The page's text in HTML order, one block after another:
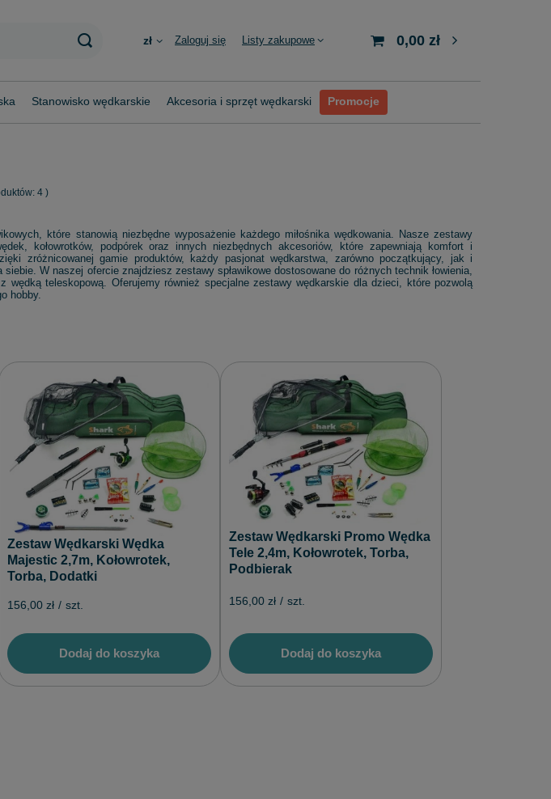
zł Zaloguj się Listy zakupowe 0,00 zł
Stanowisko wędkarskie Akcesoria i sprzęt wędkarski Promocje
4 )
które stanowią niezbędne wyposażenie każdego miłośnika wędkowania. Nasze zestawy
kołowrotków, podpórek oraz innych niezbędnych akcesoriów, które zapewniają komfort i
zróżnicowanej gamie produktów, każdy pasjonat wędkarstwa, zarówno początkujący, jak i
W naszej ofercie znajdziesz zestawy spławikowe dostosowane do różnych technik łowienia,
wędką teleskopową. Oferujemy również specjalne zestawy wędkarskie dla dzieci, które pozwolą
hobby.
Zestaw Wędkarski Wędka
Majestic 2,7m, Kołowrotek,
Torba, Dodatki
156,00 zł / szt.
Dodaj do koszyka
Zestaw Wędkarski Promo Wędka
Tele 2,4m, Kołowrotek, Torba,
Podbierak
156,00 zł / szt.
Dodaj do koszyka